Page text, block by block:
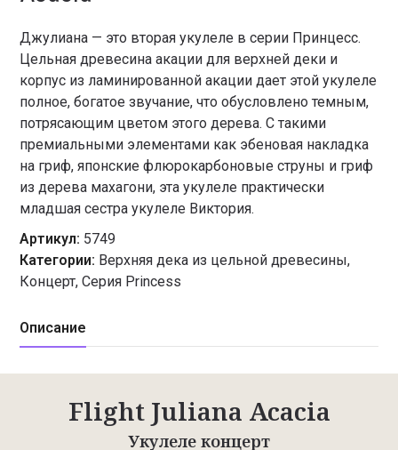
Джулиана — это вторая укулеле в серии Принцесс.
Цельная древесина акации для верхней деки и
корпус из ламинированной акации дает этой укулеле
полное, богатое звучание, что обусловлено темным,
потрясающим цветом этого дерева. С такими
премиальными элементами как эбеновая накладка
на гриф, японские флюрокарбоновые струны и гриф
из дерева махагони, эта укулеле практически
младшая сестра укулеле Виктория.
Артикул: 5749
Категории: Верхняя дека из цельной древесины,
Концерт,Серия Princess
Описание
Flight Juliana Acacia
Укулеле концерт